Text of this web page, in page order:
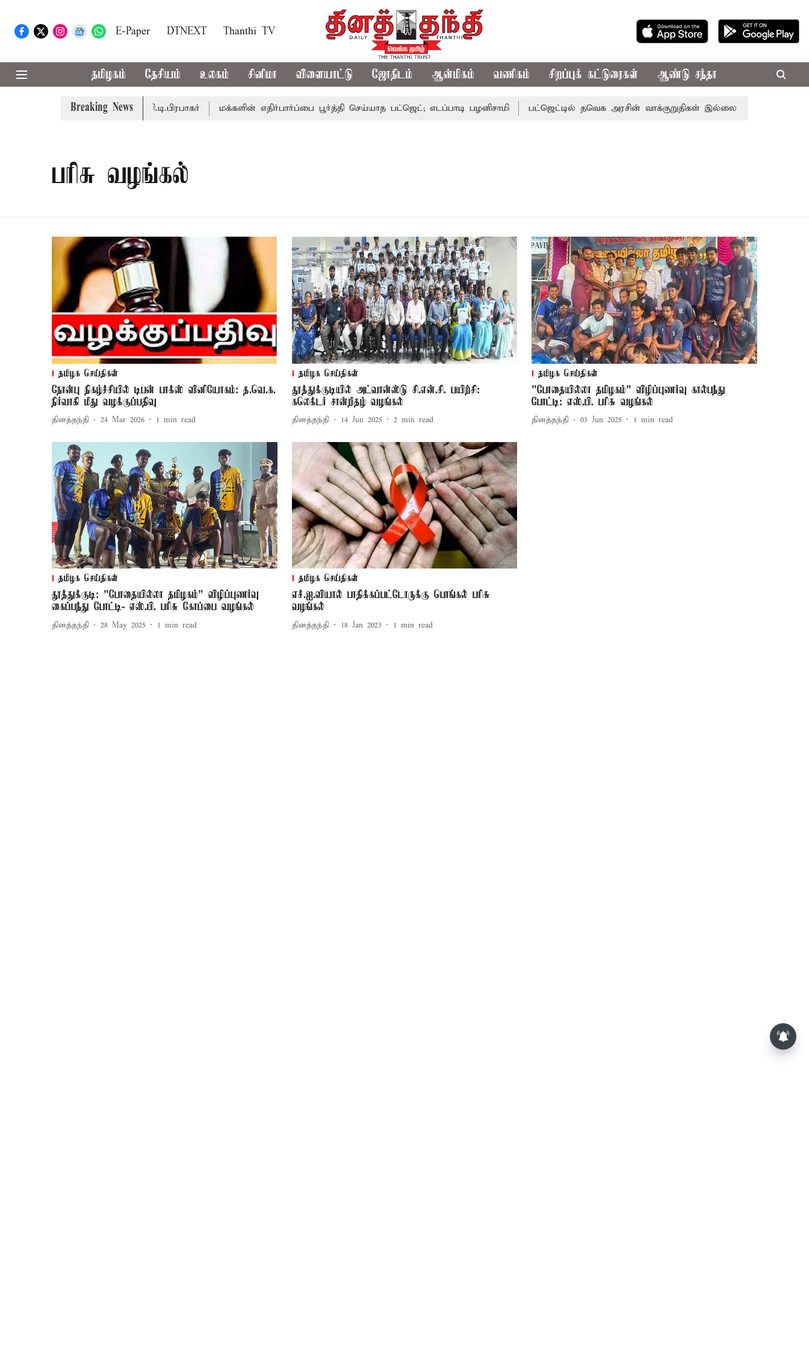
E-Paper DTNEXT Thanthi TV
தமிழகம் தேசியம் உலகம் சினிமா விளையாட்டு ஜோதிடம் ஆன்மிகம் வணிகம் சிறப்புக் கட்டுரைகள் ஆண்டு சந்தா
Breaking News
- சபாநாயகர் ஜே.சி.டி.பிரபாகர் மக்களின் எதிர்பார்ப்பை பூர்த்தி செய்யாத பட்ஜெட்; எடப்பாடி பழனிசாமி பட்ஜெட்டில் தவெக அரசின் வாக்குறுதிகள் இல்லை - எடப்பாடி பழனிசாமி
பரிசு வழங்கல்
தமிழக செய்திகள்
நோன்பு நிகழ்ச்சியில் டிபன் பாக்ஸ் வினியோகம்: த.வெ.க.
நிர்வாகி மீது வழக்குப்பதிவு
தினத்தந்தி 24 Mar 2026 1 min read
தமிழக செய்திகள்
தூத்துக்குடியில் அட்வான்ஸ்டு சி.என்.சி. பயிற்சி:
கலெக்டர் சான்றிதழ் வழங்கல்
தினத்தந்தி 14 Jun 2025 2 min read
தமிழக செய்திகள்
"போதையில்லா தமிழகம்" விழிப்புணர்வு கால்பந்து
போட்டி: எஸ்.பி. பரிசு வழங்கல்
தினத்தந்தி 03 Jun 2025 1 min read
தமிழக செய்திகள்
தூத்துக்குடி: "போதையில்லா தமிழகம்" விழிப்புணர்வு
கைப்பந்து போட்டி- எஸ்.பி. பரிசு கோப்பை வழங்கல்
தினத்தந்தி 28 May 2025 1 min read
தமிழக செய்திகள்
எச்.ஐ.வியால் பாதிக்கப்பட்டோருக்கு பொங்கல் பரிசு
வழங்கல்
தினத்தந்தி 18 Jan 2023 1 min read